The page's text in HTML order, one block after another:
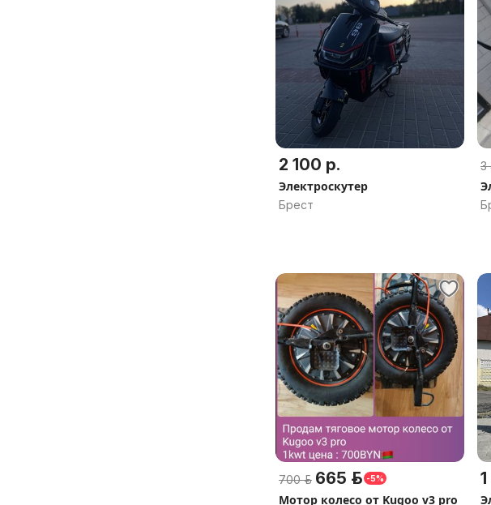
2 100 р.
Электроскутер
Брест
3
700 р. 665 р. -5%
Мотор колесо от Kugoo v3 pro